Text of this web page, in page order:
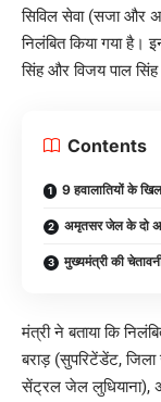
सिविल सेवा (सजा और
निलंबित किया गया है।
सिंह और विजय पाल सिंह
Contents
9 हवालातियों के
अमृतसर जेल के दो
मुख्यमंत्री की
मंत्री ने बताया कि
बराड़ (सुपरिटेंडेंट, जिला
सेंट्रल जेल लुधियाना),